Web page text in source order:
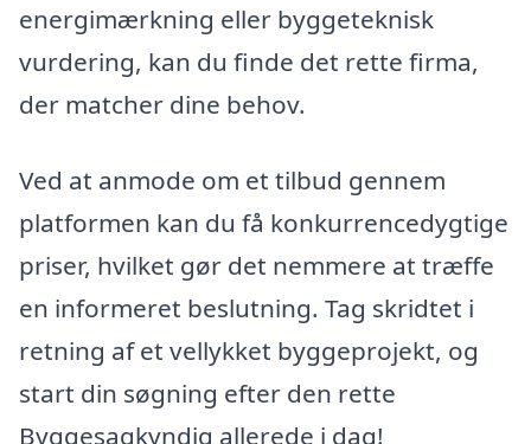
energimærkning eller byggeteknisk
vurdering, kan du finde det rette firma,
der matcher dine behov.
Ved at anmode om et tilbud gennem
platformen kan du få konkurrencedygtige
priser, hvilket gør det nemmere at træffe
en informeret beslutning. Tag skridtet i
retning af et vellykket byggeprojekt, og
start din søgning efter den rette
Byggesagkyndig allerede i dag!